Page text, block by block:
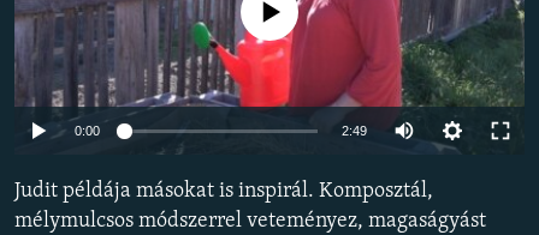
A PÉNZ NYOMÁBAN
EURÓPAI UNIÓ
VILÁG
KLÍMAVÁLTOZÁS
A MÚLT TANULSÁGAI
Jelenleg nincs elérhető tartalom
0:00 2:49
360p
Judit példája másokat is inspirál. Komposztál,
mélymulcsos módszerrel veteményez, magaságyást